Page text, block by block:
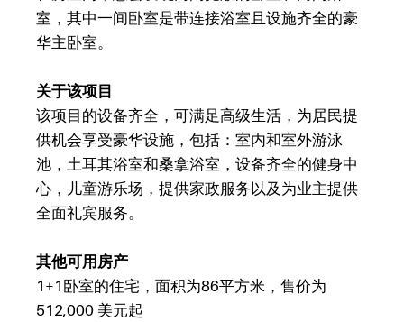
室，其中一间卧室是带连接浴室且设施齐全的豪
华主卧室。
关于该项目
该项目的设备齐全，可满足高级生活，为居民提
供机会享受豪华设施，包括：室内和室外游泳
池，土耳其浴室和桑拿浴室，设备齐全的健身中
心，儿童游乐场，提供家政服务以及为业主提供
全面礼宾服务。
其他可用房产
1+1卧室的住宅，面积为86平方米，售价为
512,000 美元起